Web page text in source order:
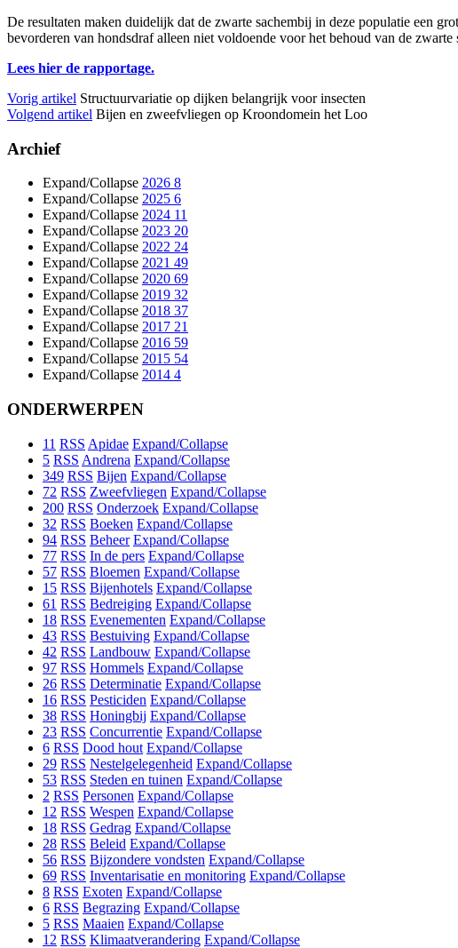
De resultaten maken duidelijk dat de zwarte sachembij in deze populatie een
bevorderen van hondsdraf alleen niet voldoende voor het behoud van de
Lees hier de rapportage.
Vorig artikel Structuurvariatie op dijken belangrijk voor insecten
Volgend artikel Bijen en zweefvliegen op Kroondomein het Loo
Archief
Expand/Collapse 2026 8
Expand/Collapse 2025 6
Expand/Collapse 2024 11
Expand/Collapse 2023 20
Expand/Collapse 2022 24
Expand/Collapse 2021 49
Expand/Collapse 2020 69
Expand/Collapse 2019 32
Expand/Collapse 2018 37
Expand/Collapse 2017 21
Expand/Collapse 2016 59
Expand/Collapse 2015 54
Expand/Collapse 2014 4
ONDERWERPEN
11 RSS Apidae Expand/Collapse
5 RSS Andrena Expand/Collapse
349 RSS Bijen Expand/Collapse
72 RSS Zweefvliegen Expand/Collapse
200 RSS Onderzoek Expand/Collapse
32 RSS Boeken Expand/Collapse
94 RSS Beheer Expand/Collapse
77 RSS In de pers Expand/Collapse
57 RSS Bloemen Expand/Collapse
15 RSS Bijenhotels Expand/Collapse
61 RSS Bedreiging Expand/Collapse
18 RSS Evenementen Expand/Collapse
43 RSS Bestuiving Expand/Collapse
42 RSS Landbouw Expand/Collapse
97 RSS Hommels Expand/Collapse
26 RSS Determinatie Expand/Collapse
16 RSS Pesticiden Expand/Collapse
38 RSS Honingbij Expand/Collapse
23 RSS Concurrentie Expand/Collapse
6 RSS Dood hout Expand/Collapse
29 RSS Nestelgelegenheid Expand/Collapse
53 RSS Steden en tuinen Expand/Collapse
2 RSS Personen Expand/Collapse
12 RSS Wespen Expand/Collapse
18 RSS Gedrag Expand/Collapse
28 RSS Beleid Expand/Collapse
56 RSS Bijzondere vondsten Expand/Collapse
69 RSS Inventarisatie en monitoring Expand/Collapse
8 RSS Exoten Expand/Collapse
6 RSS Begrazing Expand/Collapse
5 RSS Maaien Expand/Collapse
12 RSS Klimaatverandering Expand/Collapse